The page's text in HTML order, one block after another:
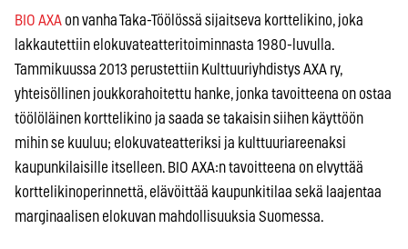
BIO AXA on vanha Taka-Töölössä sijaitseva korttelikino, joka
lakkautettiin elokuvateatteritoiminnasta 1980-luvulla.
Tammikuussa 2013 perustettiin Kulttuuriyhdistys AXA ry,
yhteisöllinen joukkorahoitettu hanke, jonka tavoitteena on ostaa
töölöläinen korttelikino ja saada se takaisin siihen käyttöön
mihin se kuuluu; elokuvateatteriksi ja kulttuuriareenaksi
kaupunkilaisille itselleen. BIO AXA:n tavoitteena on elvyttää
korttelikinoperinnettä, elävöittää kaupunkitilaa sekä laajentaa
marginaalisen elokuvan mahdollisuuksia Suomessa.